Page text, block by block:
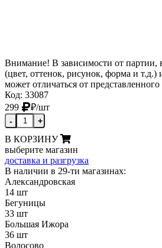
Внимание! В зависимости от партии,
(цвет, оттенок, рисунок, форма и т.д.)
может отличаться от представленного
Код: 33087
299
₽/шт
- +
В КОРЗИНУ
выберите магазин
доставка и разгрузка
В наличии в 29-ти магазинах:
Александровская
14 шт
Бегуницы
33 шт
Большая Ижора
36 шт
Волосово